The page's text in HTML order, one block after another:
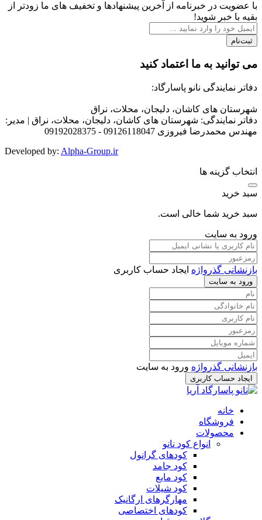
با عضویت در خبرنامه از آخرین پیشنهادها و تخفیف های ما زودتر از
بقیه با خبر شوید!
ثبت‌نام
می توانید به ما اعتماد کنید
دفاتر نمایندگی نانو پاسارگاد:
شهرستان های کاشان، دلیجان، محلات، نراق
دفاتر نمایندگی: شهرستان های کاشان، دلیجان، محلات، نراق | مدیر:
مهندس محمدرضا فیروزی 09126118047 - 09192028375
Developed by: Alpha-Group.ir
انتخاب گزینه ها
سبد خرید
سبد خرید شما خالی است.
ورود به سایت
بازنشانی گذرواژه ایجاد حساب کاربری
ورود به سایت
بازنشانی گذرواژه ورود به سایت
ایجاد حساب کاربری
خانه
فروشگاه
محصولات
انواع کود نانو
کودهای گرانول
کود جامد
کود مایع
کود شیلات
مهارگرهای ارگانیک
کود‌های اختصاصی